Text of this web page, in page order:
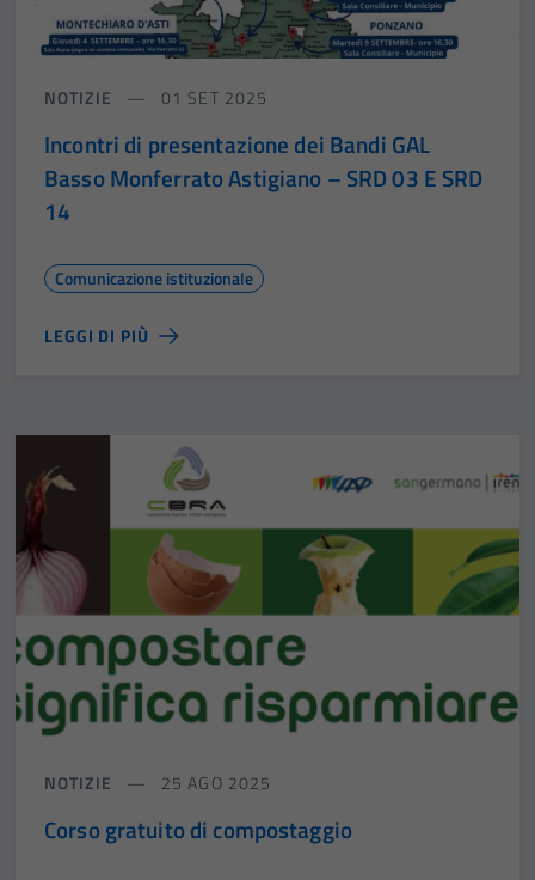
NOTIZIE 01 SET 2025
Incontri di presentazione dei Bandi GAL
Basso Monferrato Astigiano – SRD 03 E SRD
14
Comunicazione istituzionale
LEGGI DI PIÙ
NOTIZIE 25 AGO 2025
Corso gratuito di compostaggio